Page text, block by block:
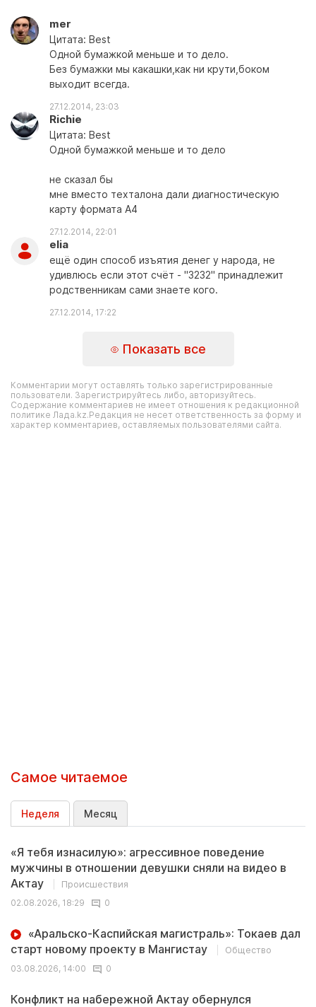
mer
Цитата: Best
Одной бумажкой меньше и то дело.
Без бумажки мы какашки,как ни крути,боком
выходит всегда.
27.12.2014, 23:03
Richie
Цитата: Best
Одной бумажкой меньше и то дело
не сказал бы
мне вместо техталона дали диагностическую
карту формата А4
27.12.2014, 22:01
elia
ещё один способ изъятия денег у народа, не
удивлюсь если этот счёт - "3232" принадлежит
родственникам сами знаете кого.
27.12.2014, 17:22
Показать все
Комментарии могут оставлять только зарегистрированные
пользователи. Зарегистрируйтесь либо, авторизуйтесь.
Содержание комментариев не имеет отношения к редакционной
политике Лада.kz.Редакция не несет ответственность за форму и
характер комментариев, оставляемых пользователями сайта.
Самое читаемое
Неделя Месяц
«Я тебя изнасилую»: агрессивное поведение
мужчины в отношении девушки сняли на видео в
Актау
Происшествия
02.08.2026, 18:29
0
«Аральско-Каспийская магистраль»: Токаев дал
старт новому проекту в Мангистау
Общество
03.08.2026, 14:00
0
Конфликт на набережной Актау обернулся